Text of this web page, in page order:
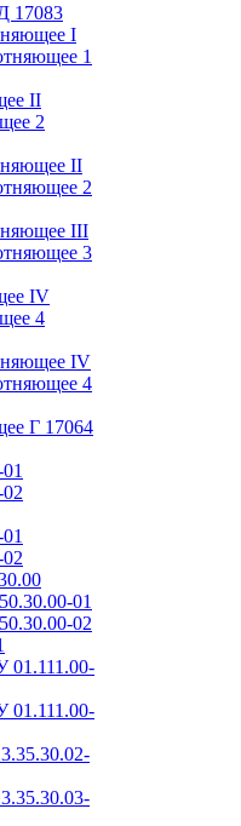
17083
I
1
II
2
II
2
III
3
IV
4
IV
4
Г 17064
01
02
01.111.00-
01.111.00-